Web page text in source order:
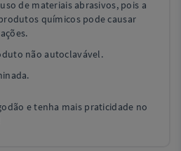
de materiais abrasivos, pois a
químicos pode causar
não autoclavável.
e tenha mais praticidade no